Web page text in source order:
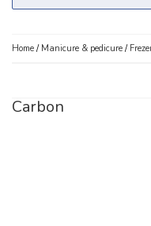
Home / Manicure & pedicure /
Carbon